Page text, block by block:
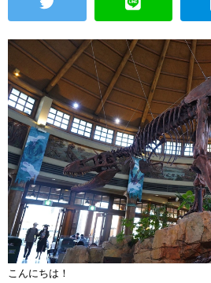
こんにちは！